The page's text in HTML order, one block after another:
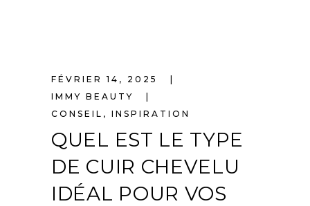
FÉVRIER 14, 2025
IMMY BEAUTY
CONSEIL , INSPIRATION
QUEL EST LE TYPE
DE CUIR CHEVELU
IDÉAL POUR VOS